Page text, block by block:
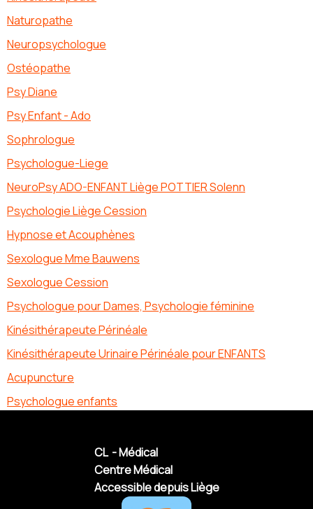
Naturopathe
Neuropsychologue
Ostéopathe
Psy Diane
Psy Enfant - Ado
Sophrologue
Psychologue-Liege
NeuroPsy ADO-ENFANT Liège POTTIER Solenn
Psychologie Liège Cession
Hypnose et Acouphènes
Sexologue Mme Bauwens
Sexologue Cession
Psychologue pour Dames, Psychologie féminine
Kinésithérapeute Périnéale
Kinésithérapeute Urinaire Périnéale pour ENFANTS
Acupuncture
Psychologue enfants
CL - Médical
Centre Médical
Accessible depuis Liège